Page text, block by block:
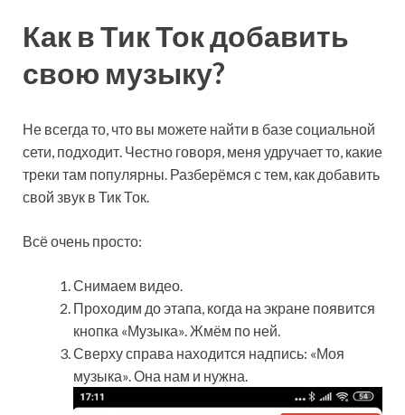
Как в Тик Ток добавить
свою музыку?
Не всегда то, что вы можете найти в базе социальной
сети, подходит. Честно говоря, меня удручает то, какие
треки там популярны. Разберёмся с тем, как добавить
свой звук в Тик Ток.
Всё очень просто:
Снимаем видео.
Проходим до этапа, когда на экране появится
кнопка «Музыка». Жмём по ней.
Сверху справа находится надпись: «Моя
музыка». Она нам и нужна.